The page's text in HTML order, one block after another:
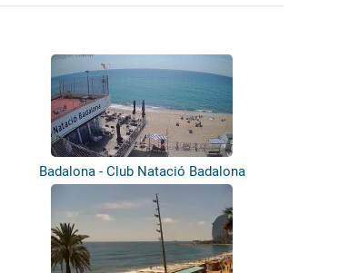
Badalona - Club Natació Badalona